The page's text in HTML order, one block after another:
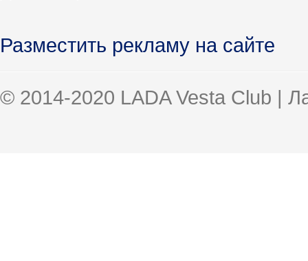
Разместить рекламу на сайте
© 2014-2020 LADA Vesta Club |